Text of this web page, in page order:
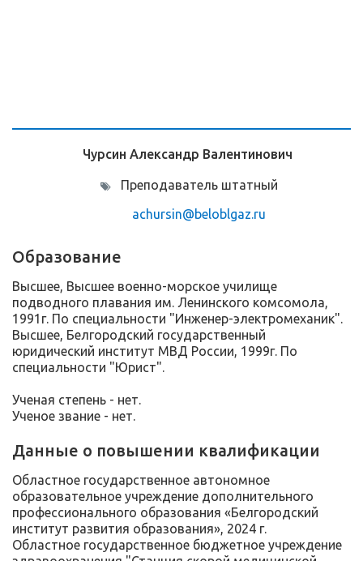
Чурсин Александр Валентинович
Преподаватель штатный
achursin@beloblgaz.ru
Образование
Высшее, Высшее военно-морское училище
подводного плавания им. Ленинского комсомола,
1991г. По специальности "Инженер-электромеханик".
Высшее, Белгородский государственный
юридический институт МВД России, 1999г. По
специальности "Юрист".
Ученая степень - нет.
Ученое звание - нет.
Данные о повышении квалификации
Областное государственное автономное
образовательное учреждение дополнительного
профессионального образования «Белгородский
институт развития образования», 2024 г.
Областное государственное бюджетное учреждение